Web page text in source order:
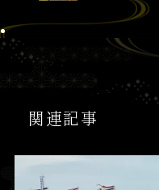
関連記事